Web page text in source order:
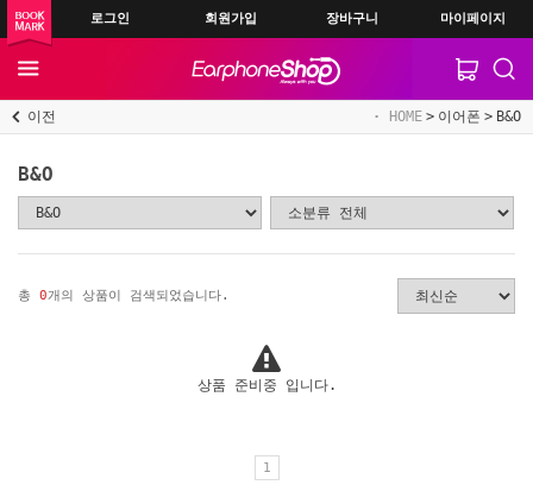
로그인 회원가입 장바구니 마이페이지
이전 HOME 이어폰 B&O
B&O
총 0개의 상품이 검색되었습니다.
상품 준비중 입니다.
1